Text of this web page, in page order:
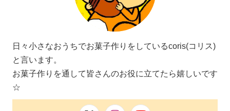
日々小さなおうちでお菓子作りをしているcoris(コリス)
と言います。
お菓子作りを通して皆さんのお役に立てたら嬉しいです
☆